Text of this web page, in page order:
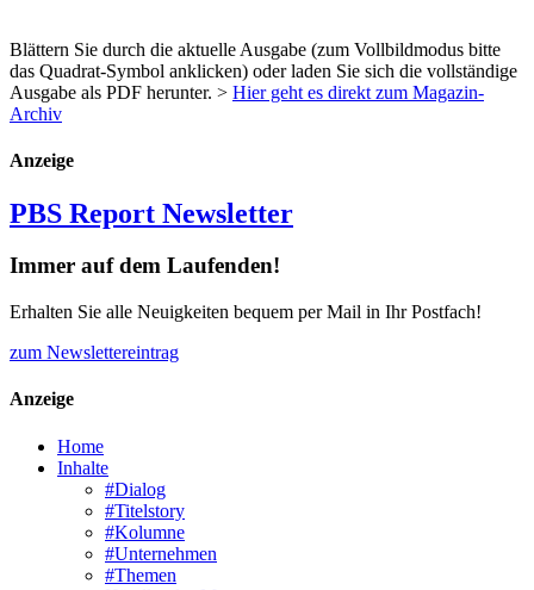
Blättern Sie durch die aktuelle Ausgabe (zum Vollbildmodus bitte
das Quadrat-Symbol anklicken) oder laden Sie sich die vollständige
Ausgabe als PDF herunter. > Hier geht es direkt zum Magazin-
Archiv
Anzeige
PBS Report Newsletter
Immer auf dem Laufenden!
Erhalten Sie alle Neuigkeiten bequem per Mail in Ihr Postfach!
zum Newslettereintrag
Anzeige
Home
Inhalte
#Dialog
#Titelstory
#Kolumne
#Unternehmen
#Themen